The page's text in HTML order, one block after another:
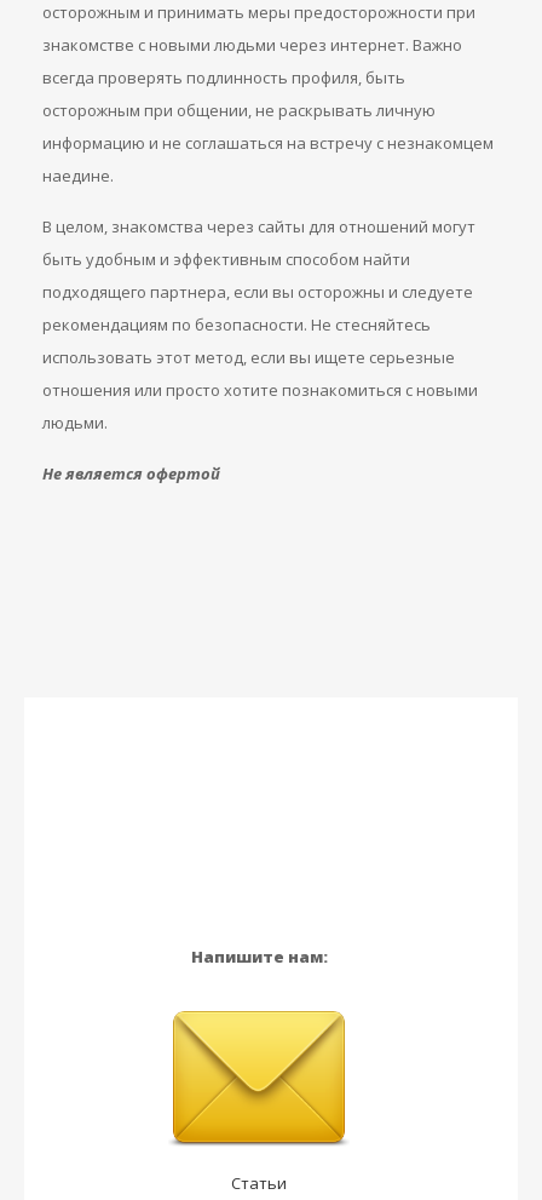
осторожным и принимать меры предосторожности при
знакомстве с новыми людьми через интернет. Важно
всегда проверять подлинность профиля, быть
осторожным при общении, не раскрывать личную
информацию и не соглашаться на встречу с незнакомцем
наедине.
В целом, знакомства через сайты для отношений могут
быть удобным и эффективным способом найти
подходящего партнера, если вы осторожны и следуете
рекомендациям по безопасности. Не стесняйтесь
использовать этот метод, если вы ищете серьезные
отношения или просто хотите познакомиться с новыми
людьми.
Не является офертой
Напишите нам:
Статьи